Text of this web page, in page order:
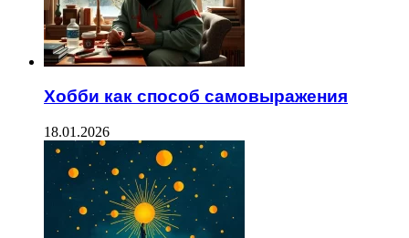
Хобби как способ самовыражения
18.01.2026